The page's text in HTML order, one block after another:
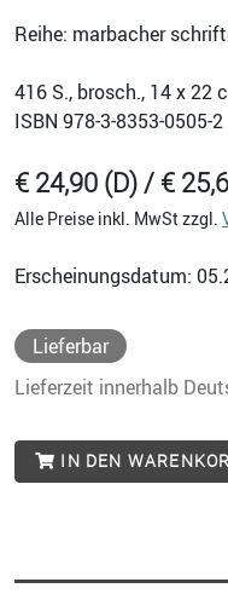
Reihe: marbacher
416 S., brosch., 14 x 22
ISBN 978-3-8353-0505-2
€ 24,90 (D) / €
Alle Preise inkl. MwSt zzgl.
Erscheinungsdatum:
Lieferbar
Lieferzeit innerhalb
IN DEN